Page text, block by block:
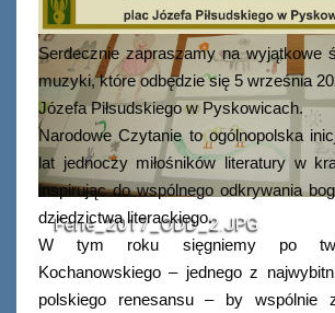
Ferie_2017_ODD_2.JPG
Serdecznie zapraszamy na wyjątkowe
muzyki, które odbędzie się 5 września
Józefa Piłsudskiego w Pyskowicach.
Narodowe Czytanie to ogólnopolska
lat jednoczy miłośników literatury w
inspirując do wspólnego odkrywania
dziedzictwa literackiego.
W tym roku sięgniemy po
Kochanowskiego – jednego z
polskiego renesansu – by wspólnie